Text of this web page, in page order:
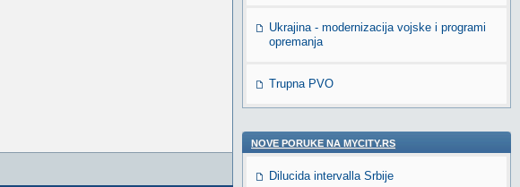
Ukrajina - modernizacija vojske i programi
opremanja
Trupna PVO
NOVE PORUKE NA MYCITY.RS
Dilucida intervalla Srbije